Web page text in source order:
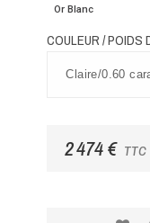
Or Blanc
COULEUR / POIDS
2 474 € TTC